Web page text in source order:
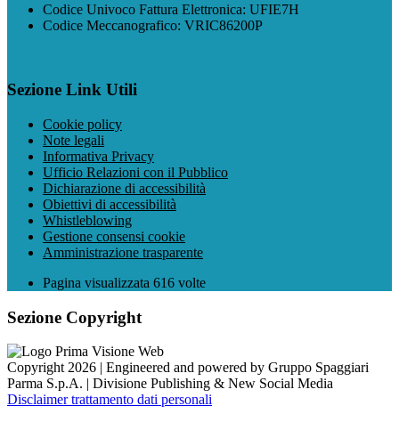
Codice Univoco Fattura Elettronica: UFIE7H
Codice Meccanografico: VRIC86200P
Sezione Link Utili
Cookie policy
Note legali
Informativa Privacy
Ufficio Relazioni con il Pubblico
Dichiarazione di accessibilità
Obiettivi di accessibilità
Whistleblowing
Gestione consensi cookie
Amministrazione trasparente
Pagina visualizzata 616 volte
Sezione Copyright
Copyright 2026 | Engineered and powered by Gruppo Spaggiari
Parma S.p.A. | Divisione Publishing & New Social Media
Disclaimer trattamento dati personali